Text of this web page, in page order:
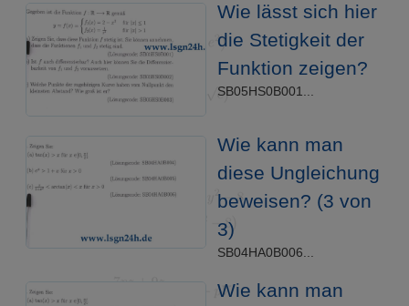
Wie lässt sich hier
die Stetigkeit der
Funktion zeigen?
SB05HS0B001...
Wie kann man
diese Ungleichung
beweisen? (3 von
3)
SB04HA0B006...
Wie kann man